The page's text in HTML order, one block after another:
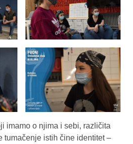
imamo o njima i sebi, različita
tumačenje istih čine identitet –